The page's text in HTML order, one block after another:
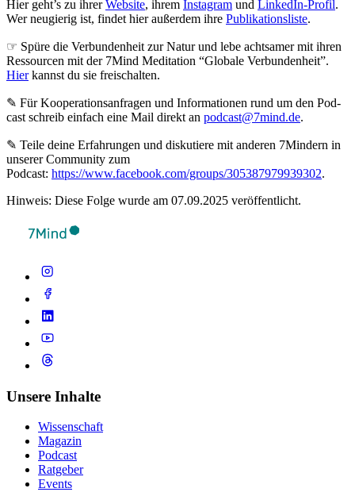
Hier geht’s zu ihrerWebsite, ihrem Instagram und LinkedIn-Profil.
Wer neugierig ist, findet hier außerdem ihre Publikationsliste.
☞ Spüre die Verbundenheit zur Natur und lebe achtsamer mit ihren
Ressourcen mit der 7Mind Meditation “Globale Verbundenheit”.
Hierkannst du sie freischalten.
✎ Für Koope­ra­ti­ons­an­fra­gen und Infor­ma­tio­nen rund um den Pod­
cast schreib ein­fach eine Mail direkt an podcast@7mind.de.
✎ Teile deine Erfahrungen und diskutiere mit anderen 7Mindern in
unserer Community zum
Podcast: https://www.facebook.com/groups/305387979939302.
Hinweis: Diese Folge wurde am 07.09.2025 veröffentlicht.
Unsere Inhalte
Wissenschaft
Magazin
Podcast
Ratgeber
Events